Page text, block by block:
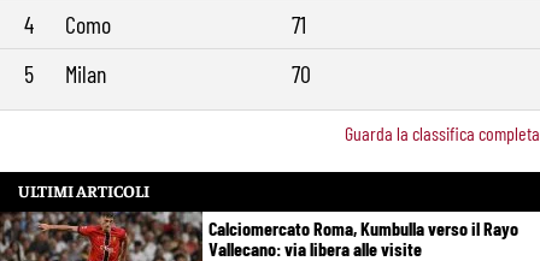
4
Como
71
5
Milan 70
Guarda la classifica completa
ULTIMI ARTICOLI
Calciomercato Roma, Kumbulla verso il Rayo
Vallecano: via libera alle visite